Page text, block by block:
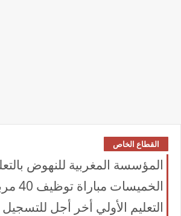
القطاع الخاص
المؤسسة المغربية للنهوض